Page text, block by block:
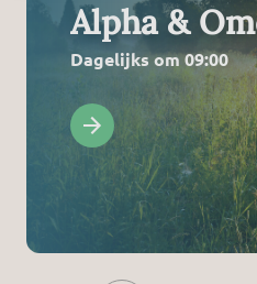
Alpha &
Dagelijks om 09:00